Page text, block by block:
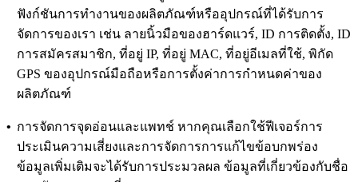
ฟังก์ชันการทำงานของผลิตภัณฑ์หรืออุปกรณ์ที่ได้รับการ
จัดการของเรา เช่น ลายนิ้วมือของฮาร์ดแวร์, ID การติดตั้ง, ID
การสมัครสมาชิก, ที่อยู่ IP, ที่อยู่ MAC, ที่อยู่อีเมลที่ใช้, พิกัด
GPS ของอุปกรณ์มือถือหรือการตั้งค่าการกําหนดค่าของ
ผลิตภัณฑ์
• การจัดการจุดอ่อนและแพทช์ หากคุณเลือกใช้ฟีเจอร์การ
ประเมินความเสี่ยงและการจัดการการแก้ไขข้อบกพร่อง
ข้อมูลเพิ่มเติมจะได้รับการประมวลผล ข้อมูลที่เกี่ยวข้องกับชื่อ